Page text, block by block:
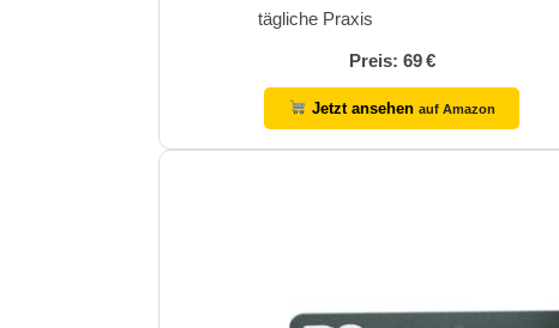
tägliche Praxis
Preis: 69 €
Jetzt ansehen auf Amazon